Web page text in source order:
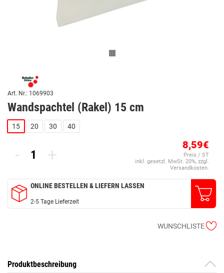
Art. Nr.: 1069903
Wandspachtel (Rakel) 15 cm
15 20 30 40
- + 8,59€
Preis / ST
inkl. gesetzl. MwSt. 20%, zzgl.
Versandkosten.
ONLINE BESTELLEN & LIEFERN LASSEN
2-5 Tage Lieferzeit
WUNSCHLISTE
Produktbeschreibung